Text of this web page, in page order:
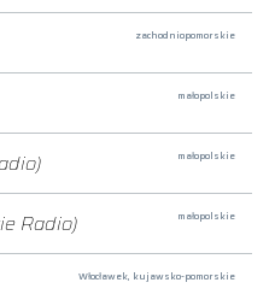
zachodniopomorskie
małopolskie
małopolskie
Radio) małopolskie
Włocławek, kujawsko-pomorskie